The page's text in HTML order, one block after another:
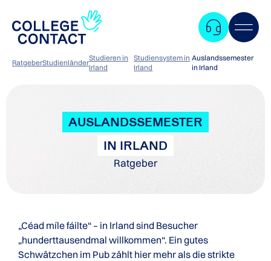
RatgeberStudienländer
Studieren in
Irland
Studiensystem in
Irland
Auslandssemester
in Irland
AUSLANDSSEMESTER
IN IRLAND
Ratgeber
„Céad míle fáilte“ – in Irland sind Besucher
„hunderttausendmal willkommen“. Ein gutes
Schwätzchen im Pub zählt hier mehr als die strikte